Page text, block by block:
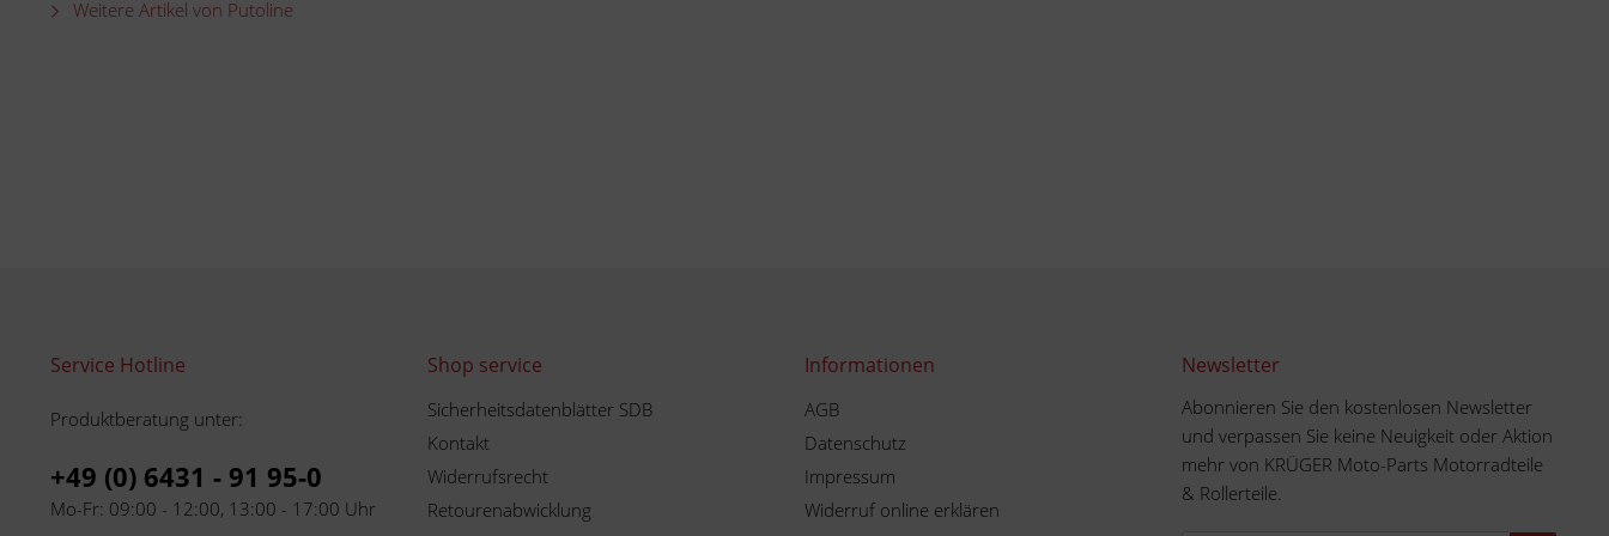
Weitere Artikel von Putoline
Service Hotline
Produktberatung unter:
+49 (0) 6431 - 91 95-0
Mo-Fr: 09:00 - 12:00, 13:00 - 17:00 Uhr
Shop service
Sicherheitsdatenblätter SDB
Kontakt
Widerrufsrecht
Retourenabwicklung
Informationen
AGB
Datenschutz
Impressum
Widerruf online erklären
Newsletter
Abonnieren Sie den kostenlosen Newsletter
und verpassen Sie keine Neuigkeit oder Aktion
mehr von KRÜGER Moto-Parts Motorradteile
& Rollerteile.